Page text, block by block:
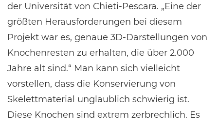
der Universität von Chieti-Pescara. „Eine der
größten Herausforderungen bei diesem
Projekt war es, genaue 3D-Darstellungen von
Knochenresten zu erhalten, die über 2.000
Jahre alt sind.“ Man kann sich vielleicht
vorstellen, dass die Konservierung von
Skelettmaterial unglaublich schwierig ist.
Diese Knochen sind extrem zerbrechlich. Es